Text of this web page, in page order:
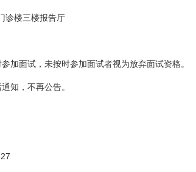
诊楼三楼报告厅
加面试，未按时参加面试者视为放弃面试资格。
知，不再公告。